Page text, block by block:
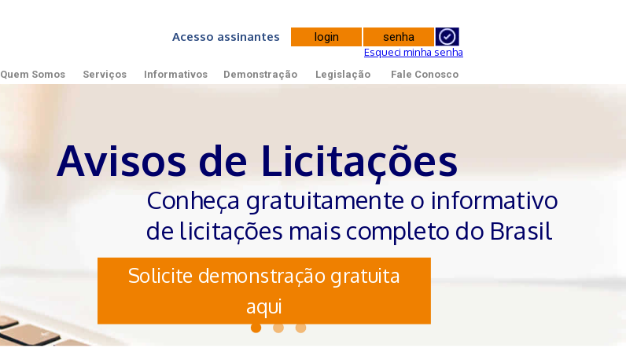
Acesso assinantes
Esqueci minha senha
Quem Somos Serviços Informativos Demonstração Legislação Fale Conosco
Avisos de Licitações
Conheça gratuitamente o informativo
de licitações mais completo do Brasil
Solicite demonstração gratuita
aqui